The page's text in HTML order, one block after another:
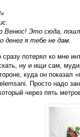
Венюс! Это сюда,
денег я тебе не дам.
сразу потерял ко мне
ну и ищи сам,
куда он показал
Просто надо
через пять